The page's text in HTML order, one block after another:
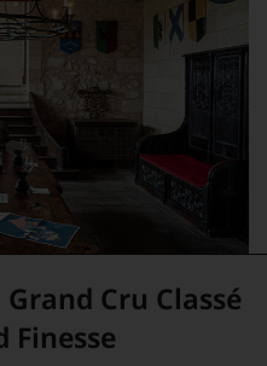
Cru Classé
Finesse